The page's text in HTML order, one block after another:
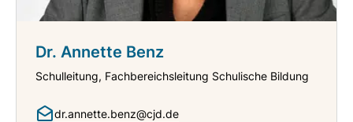
Dr. Annette Benz
Schulleitung, Fachbereichsleitung Schulische Bildung
dr.annette.benz@cjd.de